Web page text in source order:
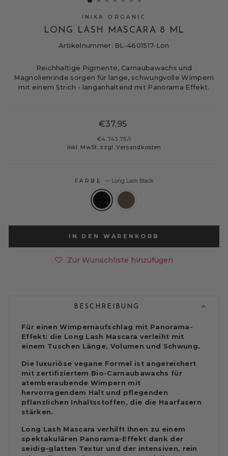
INIKA ORGANIC
LONG LASH MASCARA 8 ML
Artikelnummer: BL-4601517-Lon
Reichhaltige Pigmente, Carnaubawachs und
Magnolienrinde sorgen für lange, schwungvolle Wimpern
mit einem Strich - langanhaltend mit Panorama Effekt.
Normaler
€37,95
€4.743,75/l
inkl. MwSt. zzgl.Versandkosten
FARBE — Long Lash Black
IN DEN WARENKORB
Zur Wunschliste hinzufügen
BESCHREIBUNG
Für einen Wimpernaufschlag mit Panorama-
Effekt: die Long Lash Mascara verleiht mit
einem Tuschen Länge, Volumen und Schwung.
Die luxuriöse vegane Formel ist angereichert
mit zertifiziertem Bio-Carnaubawachs für
atemberaubende Wimpern mit
hervorragendem Halt und pflegenden
pflanzlichen Inhaltsstoffen, die die Haarfasern
stärken.
Long Lash Mascara verhilft Ihnen zu einem
spektakulären Panorama-Effekt dank der
seidig-glatten Textur und der intensiven, rein